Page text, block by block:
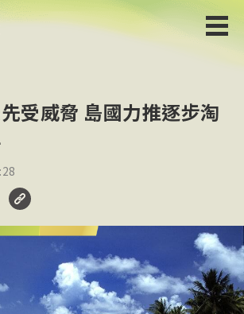
受威脅 島國力推逐步淘